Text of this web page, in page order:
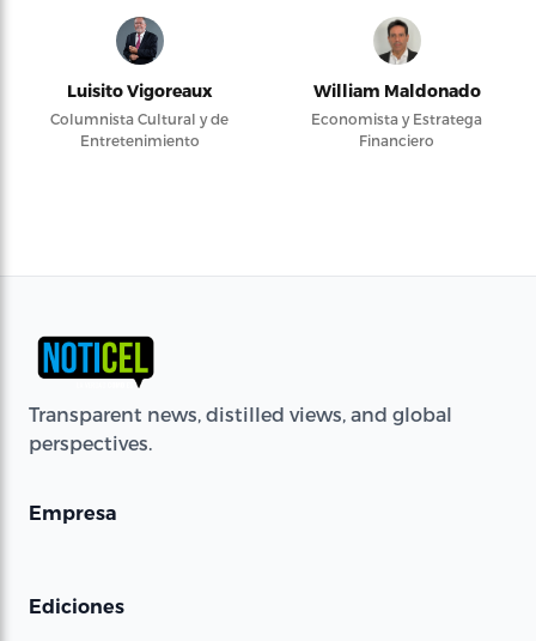
Luisito Vigoreaux
Columnista Cultural y de
Entretenimiento
William Maldonado
Economista y Estratega
Financiero
Transparent news, distilled views, and global
perspectives.
Empresa
Ediciones